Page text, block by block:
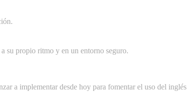
su propio ritmo y en un entorno seguro.
a implementar desde hoy para fomentar el uso del inglés